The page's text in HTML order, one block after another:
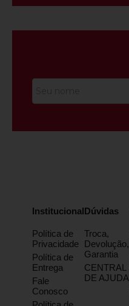
Institucional
Política de
Privacidade
Política de
Entrega
Fale
Conosco
Dúvidas
Troca,
Devolução,
Garantia
CENTRAL
DE AJUDA